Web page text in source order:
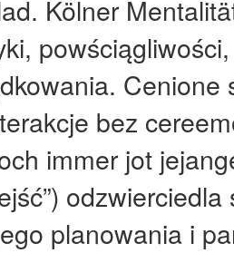
Kölner
. Cenione
bez
immer jot
planowania i